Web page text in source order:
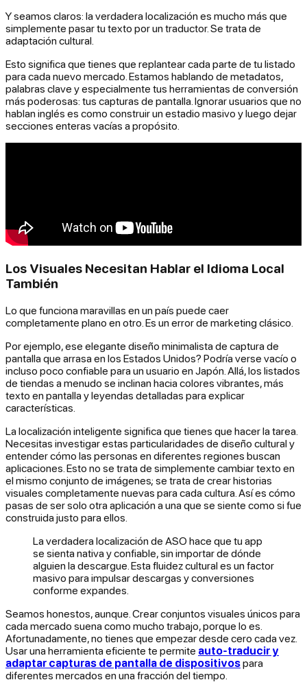
Y seamos claros: la verdadera localización es mucho más que
simplemente pasar tu texto por un traductor. Se trata de
adaptación cultural.
Esto significa que tienes que replantear cada parte de tu listado
para cada nuevo mercado. Estamos hablando de metadatos,
palabras clave y especialmente tus herramientas de conversión
más poderosas: tus capturas de pantalla. Ignorar usuarios que no
hablan inglés es como construir un estadio masivo y luego dejar
secciones enteras vacías a propósito.
Los Visuales Necesitan Hablar el Idioma Local
También
Lo que funciona maravillas en un país puede caer
completamente plano en otro. Es un error de marketing clásico.
Por ejemplo, ese elegante diseño minimalista de captura de
pantalla que arrasa en los Estados Unidos? Podría verse vacío o
incluso poco confiable para un usuario en Japón. Allá, los listados
de tiendas a menudo se inclinan hacia colores vibrantes, más
texto en pantalla y leyendas detalladas para explicar
características.
La localización inteligente significa que tienes que hacer la tarea.
Necesitas investigar estas particularidades de diseño cultural y
entender cómo las personas en diferentes regiones buscan
aplicaciones. Esto no se trata de simplemente cambiar texto en
el mismo conjunto de imágenes; se trata de crear historias
visuales completamente nuevas para cada cultura. Así es cómo
pasas de ser solo otra aplicación a una que se siente como si fue
construida justo para ellos.
La verdadera localización de ASO hace que tu app
se sienta nativa y confiable, sin importar de dónde
alguien la descargue. Esta fluidez cultural es un factor
masivo para impulsar descargas y conversiones
conforme expandes.
Seamos honestos, aunque. Crear conjuntos visuales únicos para
cada mercado suena como mucho trabajo, porque lo es.
Afortunadamente, no tienes que empezar desde cero cada vez.
Usar una herramienta eficiente te permite auto-traducir y
adaptar capturas de pantalla de dispositivospara
diferentes mercados en una fracción del tiempo.